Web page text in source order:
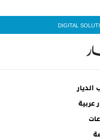
DIGITAL
الديار
عربية